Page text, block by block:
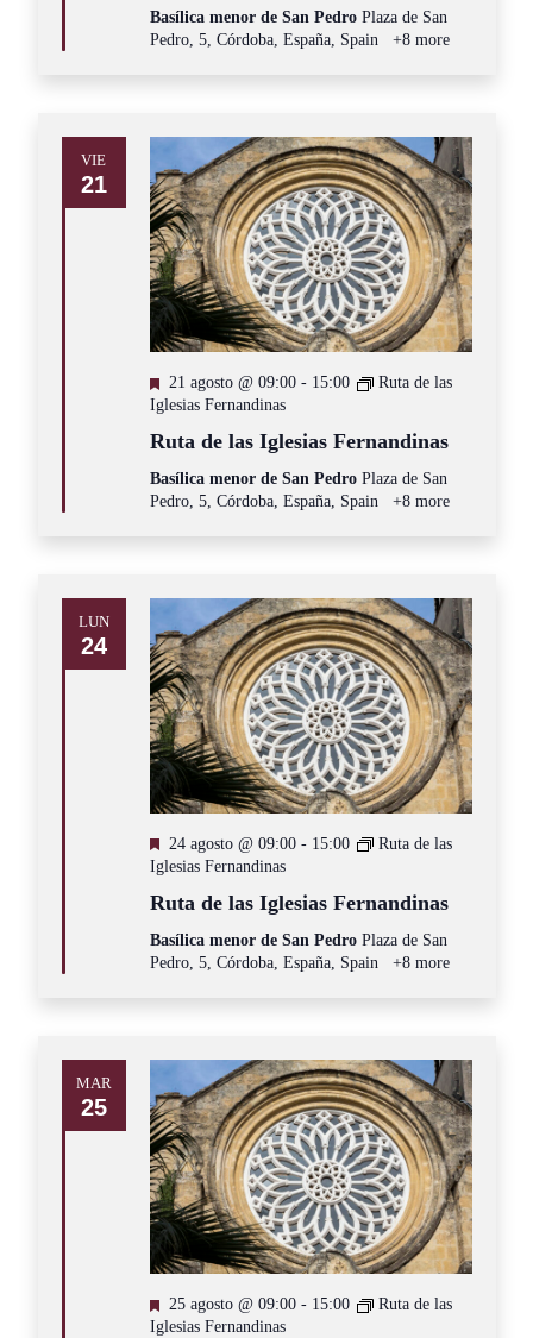
Basílica menor de San Pedro Plaza de San
Pedro, 5, Córdoba, España, Spain
+8 more
VIE
21
Destacado
21 agosto @ 09:00- 15:00
Ruta de las
Iglesias Fernandinas
Ruta de las Iglesias Fernandinas
Basílica menor de San Pedro Plaza de San
Pedro, 5, Córdoba, España, Spain
+8 more
LUN
24
Destacado
24 agosto @ 09:00- 15:00
Ruta de las
Iglesias Fernandinas
Ruta de las Iglesias Fernandinas
Basílica menor de San Pedro Plaza de San
Pedro, 5, Córdoba, España, Spain
+8 more
MAR
25
Destacado
25 agosto @ 09:00- 15:00
Ruta de las
Iglesias Fernandinas